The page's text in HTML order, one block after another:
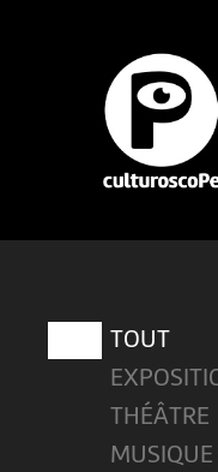
TOUT
THÉÂTRE
MUSIQUE